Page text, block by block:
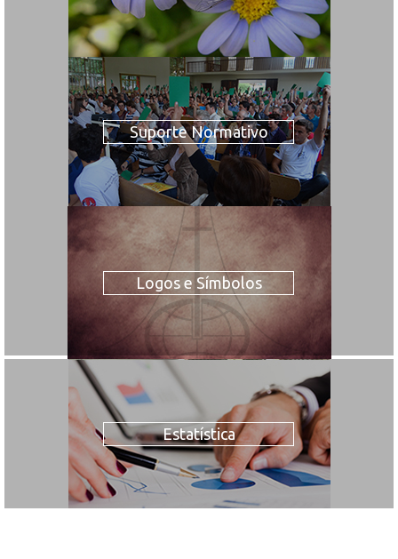
Suporte Normativo
Logos e Símbolos
Estatística